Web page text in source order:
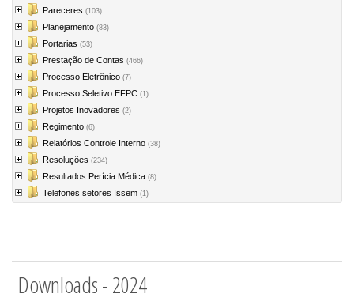
Pareceres (103)
Planejamento (83)
Portarias (53)
Prestação de Contas (466)
Processo Eletrônico (7)
Processo Seletivo EFPC (1)
Projetos Inovadores (2)
Regimento (6)
Relatórios Controle Interno (38)
Resoluções (234)
Resultados Perícia Médica (8)
Telefones setores Issem (1)
Downloads - 2024